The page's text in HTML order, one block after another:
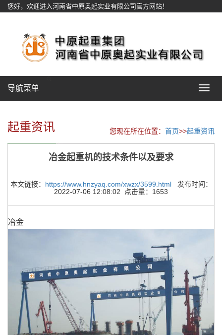
您好，欢迎进入河南省中原奥起实业有限公司官方网站！
Toggle
导航菜单
起重资讯 您现在所在位置： 首页>>起重资讯
冶金起重机的技术条件以及要求
本文链接： https://www.hnzyaq.com/xwzx/3599.html发布时间：
2022-07-06 12:08:02 点击量：1653
冶金